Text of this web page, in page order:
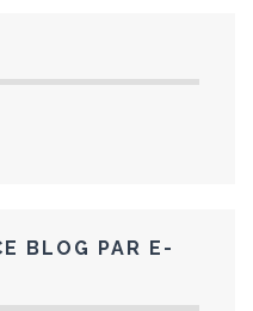
BLOG PAR E-